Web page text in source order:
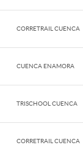
CORRETRAIL CUENCA
CUENCA ENAMORA
TRISCHOOL CUENCA
CORRETRAIL CUENCA